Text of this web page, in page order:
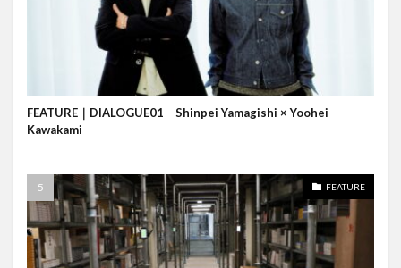
FEATURE｜DIALOGUE01 Shinpei Yamagishi × Yoohei
Kawakami
FEATURE